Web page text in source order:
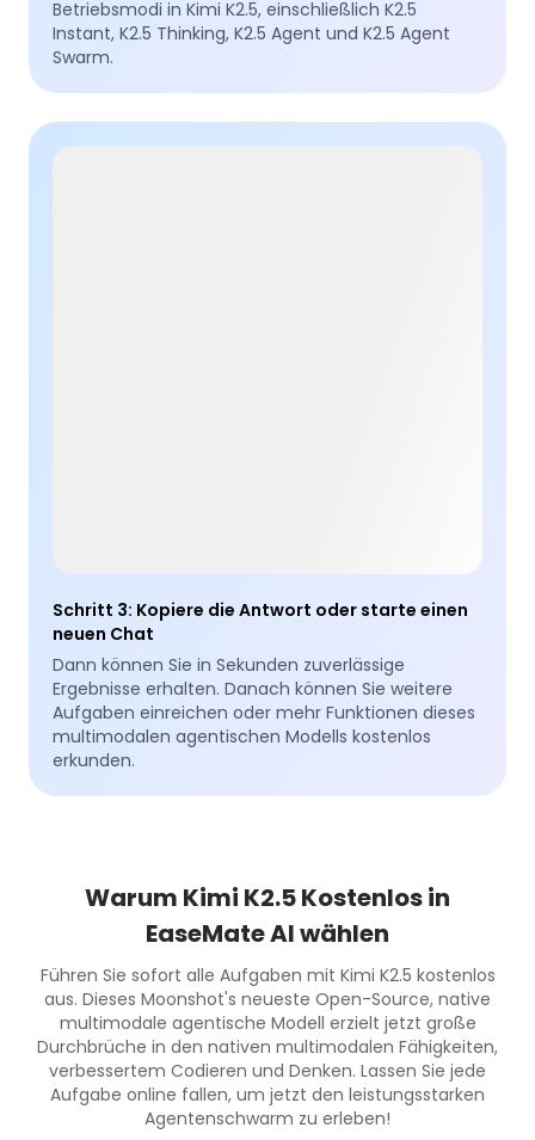
Betriebsmodi in Kimi K2.5, einschließlich K2.5
Instant, K2.5 Thinking, K2.5 Agent und K2.5 Agent
Swarm.
Schritt 3: Kopiere die Antwort oder starte einen
neuen Chat
Dann können Sie in Sekunden zuverlässige
Ergebnisse erhalten. Danach können Sie weitere
Aufgaben einreichen oder mehr Funktionen dieses
multimodalen agentischen Modells kostenlos
erkunden.
Warum Kimi K2.5 Kostenlos in
EaseMate AI wählen
Führen Sie sofort alle Aufgaben mit Kimi K2.5 kostenlos
aus. Dieses Moonshot's neueste Open-Source, native
multimodale agentische Modell erzielt jetzt große
Durchbrüche in den nativen multimodalen Fähigkeiten,
verbessertem Codieren und Denken. Lassen Sie jede
Aufgabe online fallen, um jetzt den leistungsstarken
Agentenschwarm zu erleben!